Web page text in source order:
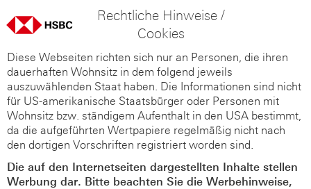
Rechtliche Hinweise /
Cookies
Diese Webseiten richten sich nur an Personen, die ihren
dauerhaften Wohnsitz in dem folgend jeweils
auszuwählenden Staat haben. Die Informationen sind nicht
für US-amerikanische Staatsbürger oder Personen mit
Wohnsitz bzw. ständigem Aufenthalt in den USA bestimmt,
da die aufgeführten Wertpapiere regelmäßig nicht nach
den dortigen Vorschriften registriert worden sind.
Die auf den Internetseiten dargestellten Inhalte stellen
Werbung dar. Bitte beachten Sie die Werbehinweise,